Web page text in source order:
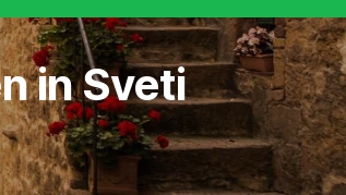
in Sveti